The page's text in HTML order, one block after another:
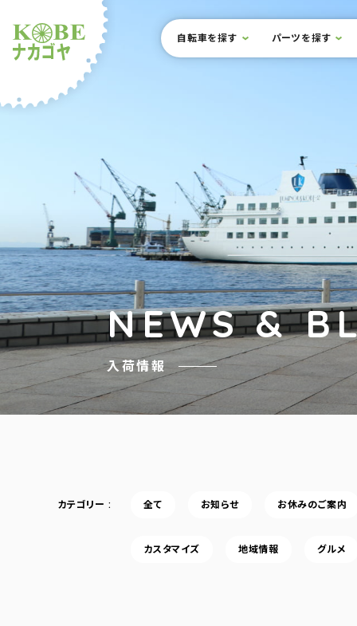
サイト内メニュー
本文までスキップ
自転車を探す パーツを探す
NEWS &
入荷情報
カテゴリー 全て お知らせ お休みのご案内
カスタマイズ 地域情報 グルメ